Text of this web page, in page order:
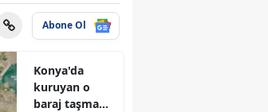
Abone Ol
Konya'da
kuruyan o
baraj taşma